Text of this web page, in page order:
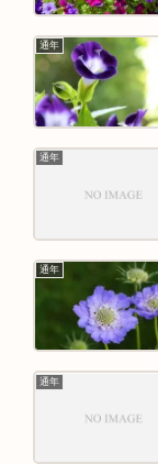
通年
通年
通年
通年